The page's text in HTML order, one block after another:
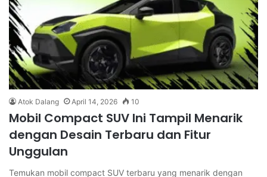
Atok Dalang April 14, 2026 10
Mobil Compact SUV Ini Tampil Menarik
dengan Desain Terbaru dan Fitur
Unggulan
Temukan mobil compact SUV terbaru yang menarik dengan